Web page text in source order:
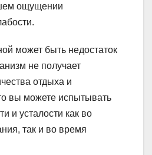
ощущении
может быть недостаток
не получает
отдыха и
вы можете испытывать
и усталости как во
так и во время